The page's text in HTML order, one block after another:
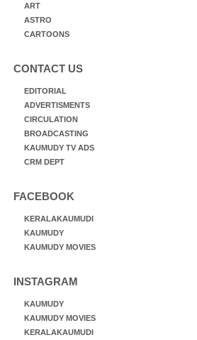
ART
ASTRO
CARTOONS
CONTACT US
EDITORIAL
ADVERTISMENTS
CIRCULATION
BROADCASTING
KAUMUDY TV ADS
CRM DEPT
FACEBOOK
KERALAKAUMUDI
KAUMUDY
KAUMUDY MOVIES
INSTAGRAM
KAUMUDY
KAUMUDY MOVIES
KERALAKAUMUDI